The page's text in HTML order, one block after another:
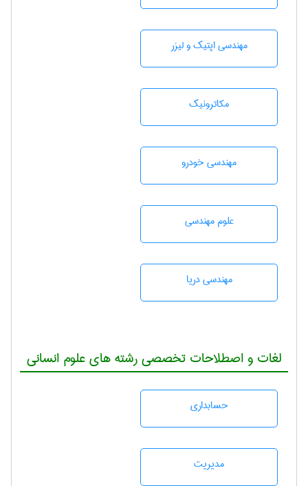
مهندسی اپتیک و لیزر
مکاترونیک
مهندسی خودرو
علوم مهندسی
مهندسی دریا
لغات و اصطلاحات تخصصی رشته های علوم انسانی
حسابداری
مديريت